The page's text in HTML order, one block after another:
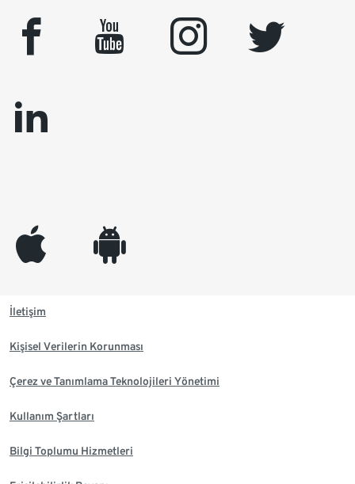
facebook youtube instagram
twitter
linkedin
appleinc android
İletişim
Kişisel Verilerin Korunması
Çerez ve Tanımlama Teknolojileri Yönetimi
Kullanım Şartları
Bilgi Toplumu Hizmetleri